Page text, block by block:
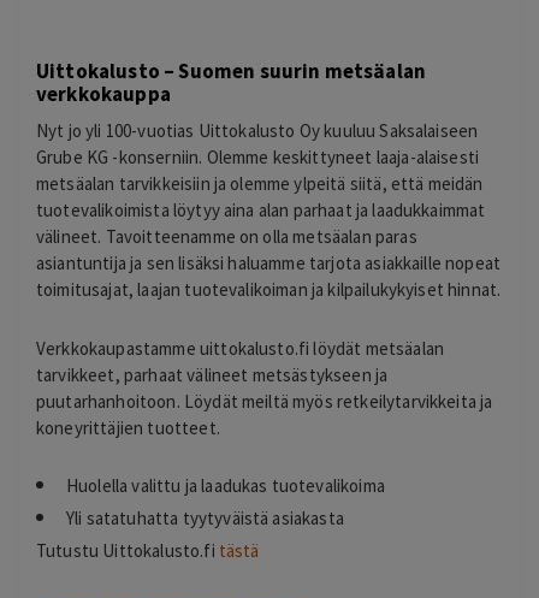
Uittokalusto – Suomen suurin metsäalan
verkkokauppa
Nyt jo yli 100-vuotias Uittokalusto Oy kuuluu Saksalaiseen
Grube KG -konserniin. Olemme keskittyneet laaja-alaisesti
metsäalan tarvikkeisiin ja olemme ylpeitä siitä, että meidän
tuotevalikoimista löytyy aina alan parhaat ja laadukkaimmat
välineet. Tavoitteenamme on olla metsäalan paras
asiantuntija ja sen lisäksi haluamme tarjota asiakkaille nopeat
toimitusajat, laajan tuotevalikoiman ja kilpailukykyiset hinnat.
Verkkokaupastamme uittokalusto.fi löydät metsäalan
tarvikkeet, parhaat välineet metsästykseen ja
puutarhanhoitoon. Löydät meiltä myös retkeilytarvikkeita ja
koneyrittäjien tuotteet.
Huolella valittu ja laadukas tuotevalikoima
Yli satatuhatta tyytyväistä asiakasta
Tutustu Uittokalusto.fi tästä